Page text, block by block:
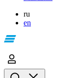
ru
en